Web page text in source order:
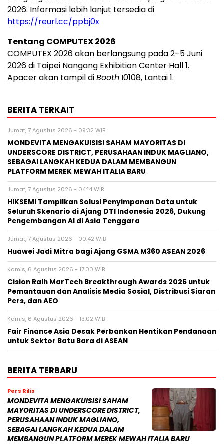
2026. Informasi lebih lanjut tersedia di
https://reurl.cc/ppbj0x
Tentang COMPUTEX 2026
COMPUTEX 2026 akan berlangsung pada 2–5 Juni
2026 di Taipei Nangang Exhibition Center Hall 1.
Apacer akan tampil diBooth I0108, Lantai 1.
BERITA TERKAIT
Jumat, 7 Agustus 2026 - 09:32 WIB
MONDEVITA MENGAKUISISI SAHAM MAYORITAS DI
UNDERSCORE DISTRICT, PERUSAHAAN INDUK MAGLIANO,
SEBAGAI LANGKAH KEDUA DALAM MEMBANGUN
PLATFORM MEREK MEWAH ITALIA BARU
Jumat, 7 Agustus 2026 - 04:14 WIB
HIKSEMI Tampilkan Solusi Penyimpanan Data untuk
Seluruh Skenario di Ajang DTI Indonesia 2026, Dukung
Pengembangan AI di Asia Tenggara
Jumat, 7 Agustus 2026 - 00:42 WIB
Huawei Jadi Mitra bagi Ajang GSMA M360 ASEAN 2026
Kamis, 6 Agustus 2026 - 17:00 WIB
Cision Raih MarTech Breakthrough Awards 2026 untuk
Pemantauan dan Analisis Media Sosial, Distribusi Siaran
Pers, dan AEO
Kamis, 6 Agustus 2026 - 13:02 WIB
Fair Finance Asia Desak Perbankan Hentikan Pendanaan
untuk Sektor Batu Bara di ASEAN
BERITA TERBARU
Pers Rilis
MONDEVITA MENGAKUISISI SAHAM
MAYORITAS DI UNDERSCORE DISTRICT,
PERUSAHAAN INDUK MAGLIANO,
SEBAGAI LANGKAH KEDUA DALAM
MEMBANGUN PLATFORM MEREK MEWAH ITALIA BARU